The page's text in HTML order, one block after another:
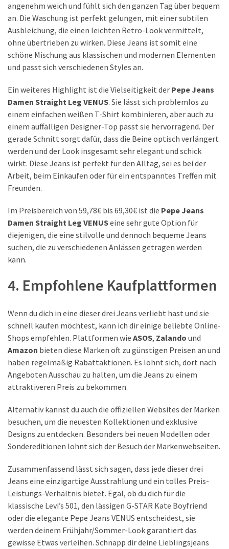
angenehm weich und fühlt sich den ganzen Tag über bequem
an. Die Waschung ist perfekt gelungen, mit einer subtilen
Ausbleichung, die einen leichten Retro-Look vermittelt,
ohne übertrieben zu wirken. Diese Jeans ist somit eine
schöne Mischung aus klassischen und modernen Elementen
und passt sich verschiedenen Styles an.
Ein weiteres Highlight ist die Vielseitigkeit der Pepe Jeans
Damen Straight Leg VENUS. Sie lässt sich problemlos zu
einem einfachen weißen T-Shirt kombinieren, aber auch zu
einem auffälligen Designer-Top passt sie hervorragend. Der
gerade Schnitt sorgt dafür, dass die Beine optisch verlängert
werden und der Look insgesamt sehr elegant und schick
wirkt. Diese Jeans ist perfekt für den Alltag, sei es bei der
Arbeit, beim Einkaufen oder für ein entspanntes Treffen mit
Freunden.
Im Preisbereich von 59,78€ bis 69,30€ ist die Pepe Jeans
Damen Straight Leg VENUSeine sehr gute Option für
diejenigen, die eine stilvolle und dennoch bequeme Jeans
suchen, die zu verschiedenen Anlässen getragen werden
kann.
4. Empfohlene Kaufplattformen
Wenn du dich in eine dieser drei Jeans verliebt hast und sie
schnell kaufen möchtest, kann ich dir einige beliebte Online-
Shops empfehlen. Plattformen wie ASOS, Zalando und
Amazon bieten diese Marken oft zu günstigen Preisen an und
haben regelmäßig Rabattaktionen. Es lohnt sich, dort nach
Angeboten Ausschau zu halten, um die Jeans zu einem
attraktiveren Preis zu bekommen.
Alternativ kannst du auch die offiziellen Websites der Marken
besuchen, um die neuesten Kollektionen und exklusive
Designs zu entdecken. Besonders bei neuen Modellen oder
Sondereditionen lohnt sich der Besuch der Markenwebseiten.
Zusammenfassend lässt sich sagen, dass jede dieser drei
Jeans eine einzigartige Ausstrahlung und ein tolles Preis-
Leistungs-Verhältnis bietet. Egal, ob du dich für die
klassische Levi’s 501, den lässigen G-STAR Kate Boyfriend
oder die elegante Pepe Jeans VENUS entscheidest, sie
werden deinem Frühjahr/Sommer-Look garantiert das
gewisse Etwas verleihen. Schnapp dir deine Lieblingsjeans